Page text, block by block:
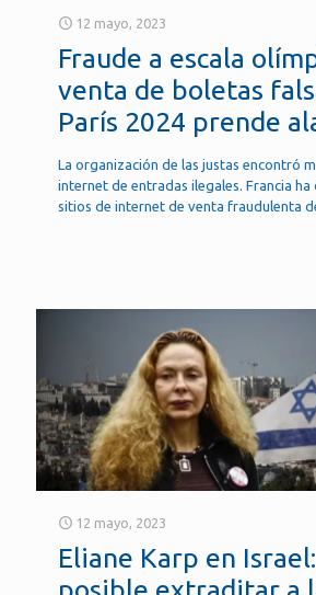
12 mayo, 2023
Fraude a escala
venta de boletas
París 2024 prende
La organización de las justas encontró
internet de entradas ilegales. Francia
sitios de internet de venta fraudulenta
12 mayo, 2023
Eliane Karp en Israel: